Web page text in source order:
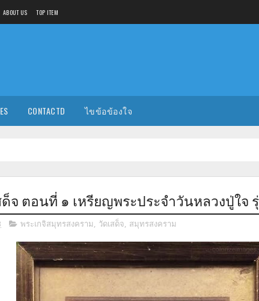
ABOUT US TOP ITEM
CONTACTD ไขข้อข้องใจ
จ ตอนที่ ๑ เหรียญพระประจำวันหลวงปู่ใจ
พระเกจิสมุทรสงคราม, วัดเสด็จ, สมุทรสงคราม